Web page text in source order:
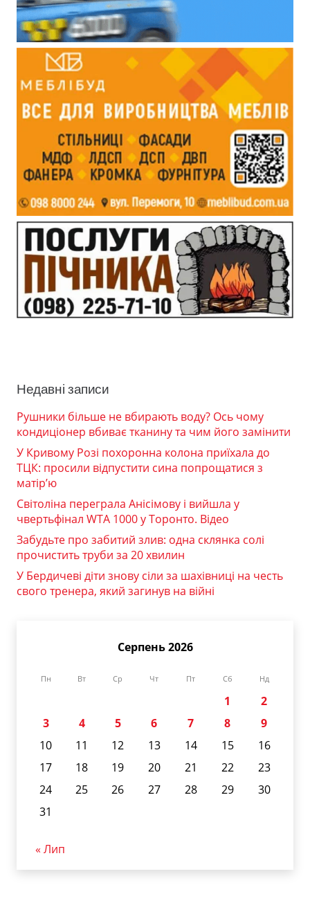
Недавні записи
Рушники більше не вбирають воду? Ось чому
кондиціонер вбиває тканину та чим його замінити
У Кривому Розі похоронна колона приїхала до
ТЦК: просили відпустити сина попрощатися з
матір’ю
Світоліна переграла Анісімову і вийшла у
чвертьфінал WTA 1000 у Торонто. Відео
Забудьте про забитий злив: одна склянка солі
прочистить труби за 20 хвилин
У Бердичеві діти знову сіли за шахівниці на честь
свого тренера, який загинув на війні
Серпень 2026
Пн Вт Ср Чт Пт Сб Нд
1
2
3
4 5 6 7 8
9
10
11 12 13 14 15
16
17
18 19 20 21 22
23
24
25 26 27 28 29
30
31
« Лип